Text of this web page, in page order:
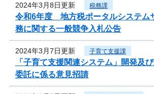
2024年3月8日更新 税務課
令和6年度 地方税ポータルシステム
務に関する一般競争入札公告
2024年3月7日更新 子育て支援課
「子育て支援関連システム」開発及
委託に係る意見招請